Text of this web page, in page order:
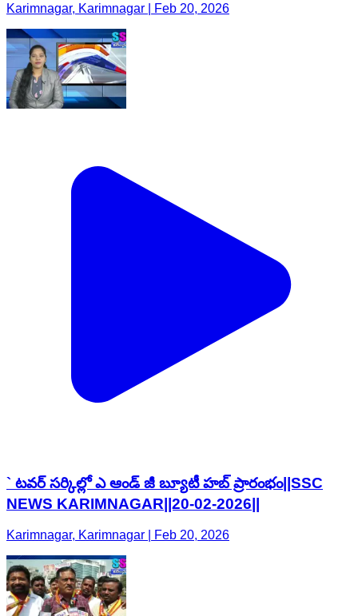
Karimnagar, Karimnagar | Feb 20, 2026
` టవర్ సర్కిల్లో ఎ ఆండ్ జీ బ్యూటీ హబ్ ప్రారంభం||SSC
NEWS KARIMNAGAR||20-02-2026||
Karimnagar, Karimnagar | Feb 20, 2026